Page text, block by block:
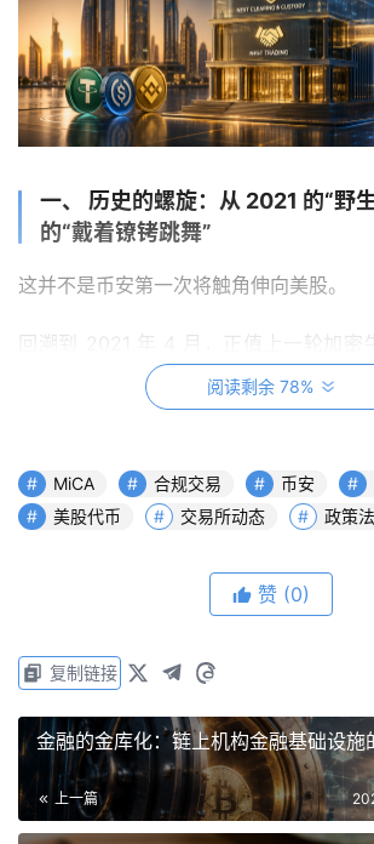
一、 历史的螺旋：从 2021 的“野
的“戴着镣铐跳舞”
这并不是币安第一次将触角伸向美股。
回溯到 2021 年 4 月，正值上一轮加密
曾高调推出过零手续费、支持零碎股份
结算的股票代币（Stock Tokens），首
这一激进的创新直接震撼了传统券商，但
监管机构关于“未注册证券”与“缺乏招股
五年后的今天，币安选择在完全不同的
生。这一次，币安明确将其严格归类为“
的证书”，受 FSRA（金融服务监管局）
美绕开了严苛的未注册证券审查体系。
阅读剩余 78%
MiCA 合规交易 币安
美股代币
交易所动态 政策
赞 (0)
复制链接
金融的金库化：链上机构金融基础设施
上一篇